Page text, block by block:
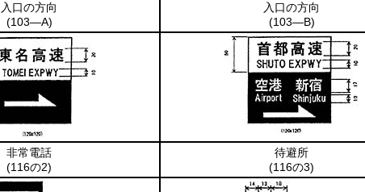
入口の方向
(103―A)
入口の方向
(103―B)
非常電話
(116の2)
待避所
(116の3)